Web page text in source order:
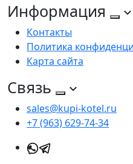
Информация
Контакты
Политика
Карта сайта
Связь
sales@kupi-kotel.ru
+7 (963) 629-74-34